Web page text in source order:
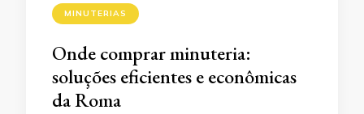
MINUTERIAS
Onde comprar minuteria:
soluções eficientes e econômicas
da Roma